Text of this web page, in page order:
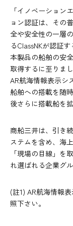
「イノベーション
ョン認証は、その
全や安全性の一層
るClassNKが認証
本製品の船舶の安
取得するに至りまし
AR航海情報表示シ
船舶への搭載を随
後さらに搭載船を
商船三井は、引き
ステムを含め、海
「現場の目線」を
れ選ばれる企業グ
(註1) AR航海情報
照下さい。